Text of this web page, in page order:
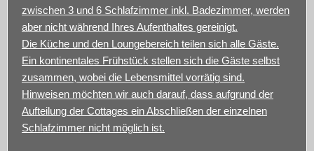
zwischen 3 und 6 Schlafzimmer inkl. Badezimmer, werden
aber nicht während Ihres Aufenthaltes gereinigt.
Die Küche und den Loungebereich teilen sich alle Gäste.
Ein kontinentales Frühstück stellen sich die Gäste selbst
zusammen, wobei die Lebensmittel vorrätig sind.
Hinweisen möchten wir auch darauf, dass aufgrund der
Aufteilung der Cottages ein Abschließen der einzelnen
Schlafzimmer nicht möglich ist.